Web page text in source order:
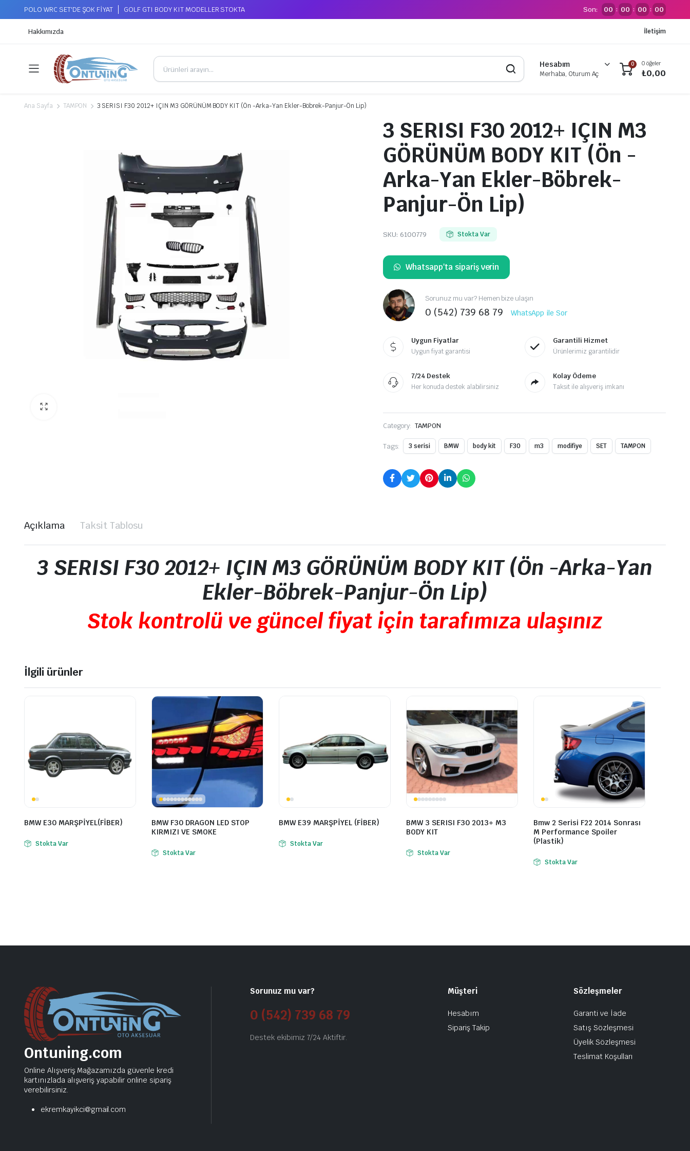
POLO WRC SET'DE ŞOK FİYAT GOLF GTI BODY KIT MODELLER STOKTA Son: 00 : 00 : 00 : 00
Hakkımızda İletişim
Hesabım
Merhaba, Oturum Aç
0 0 öğeler
₺0,00
Ana Sayfa TAMPON 3 SERISI F30 2012+ IÇIN M3 GÖRÜNÜM BODY KIT (Ön -Arka-Yan Ekler-Böbrek-Panjur-Ön Lip)
3 SERISI F30 2012+ IÇIN M3
GÖRÜNÜM BODY KIT (Ön -
Arka-Yan Ekler-Böbrek-
Panjur-Ön Lip)
SKU: 6100779 Stokta Var
Whatsapp'ta sipariş verin
Sorunuz mu var? Hemen bize ulaşın
0 (542) 739 68 79 WhatsApp ile Sor
Uygun Fiyatlar
Uygun fiyat garantisi
Garantili Hizmet
Ürünlerimiz garantilidir
7/24 Destek
Her konuda destek alabilirsiniz
Kolay Ödeme
Taksit ile alışveriş imkanı
Category: TAMPON
Tags: 3 serisi BMW body kit F30 m3 modifiye SET TAMPON
Açıklama Taksit Tablosu
3 SERISI F30 2012+ IÇIN M3 GÖRÜNÜM BODY KIT (Ön -Arka-Yan
Ekler-Böbrek-Panjur-Ön Lip)
Stok kontrolü ve güncel fiyat için tarafımıza ulaşınız
İlgili ürünler
BMW E30 MARŞPİYEL(FİBER)
Stokta Var
BMW F30 DRAGON LED STOP
KIRMIZI VE SMOKE
Stokta Var
BMW E39 MARŞPİYEL (FİBER)
Stokta Var
BMW 3 SERISI F30 2013+ M3
BODY KIT
Stokta Var
Bmw 2 Serisi F22 2014 Sonrası
M Performance Spoiler
(Plastik)
Stokta Var
Ontuning.com
Online Alışveriş Mağazamızda güvenle kredi
kartınızlada alışveriş yapabilir online sipariş
verebilirsiniz.
ekremkayikci@gmail.com
Sorunuz mu var?
0 (542) 739 68 79
Destek ekibimiz 7/24 Aktiftir.
Müşteri
Hesabım
Sipariş Takip
Sözleşmeler
Garanti ve İade
Satış Sözleşmesi
Üyelik Sözleşmesi
Teslimat Koşulları